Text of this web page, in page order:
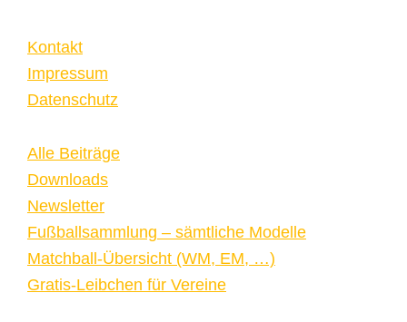
Kontakt
Impressum
Datenschutz
Alle Beiträge
Downloads
Newsletter
Fußballsammlung – sämtliche Modelle
Matchball-Übersicht (WM, EM, …)
Gratis-Leibchen für Vereine